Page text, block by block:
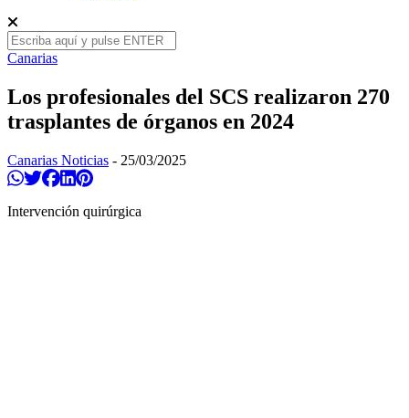
Canarias
Los profesionales del SCS realizaron 270
trasplantes de órganos en 2024
Canarias Noticias - 25/03/2025
Compartir en Whatsapp
Twittear
Compartir en Facebook
Compartir en Linkedin
Compartir en Pinterest
Intervención quirúrgica